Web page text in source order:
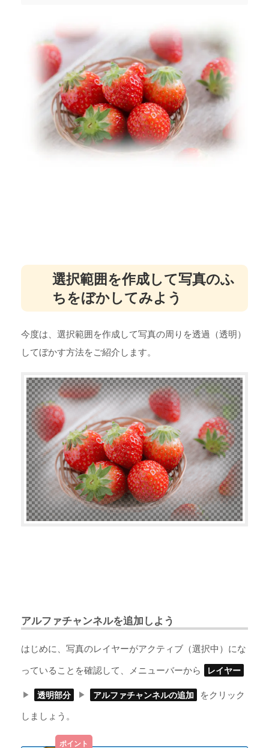
選択範囲を作成して写真のふ
ちをぼかしてみよう
今度は、選択範囲を作成して写真の周りを透過（透明）
してぼかす方法をご紹介します。
アルファチャンネルを追加しよう
はじめに、写真のレイヤーがアクティブ（選択中）にな
っていることを確認して、メニューバーから
レイヤー
透明部分 アルファチャンネルの追加
をクリック
しましょう。